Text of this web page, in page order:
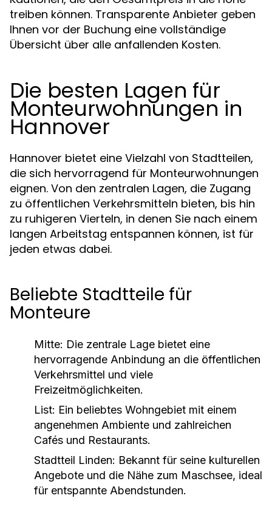
treiben können. Transparente Anbieter geben
Ihnen vor der Buchung eine vollständige
Übersicht über alle anfallenden Kosten.
Die besten Lagen für
Monteurwohnungen in
Hannover
Hannover bietet eine Vielzahl von Stadtteilen,
die sich hervorragend für Monteurwohnungen
eignen. Von den zentralen Lagen, die Zugang
zu öffentlichen Verkehrsmitteln bieten, bis hin
zu ruhigeren Vierteln, in denen Sie nach einem
langen Arbeitstag entspannen können, ist für
jeden etwas dabei.
Beliebte Stadtteile für
Monteure
Mitte: Die zentrale Lage bietet eine
hervorragende Anbindung an die öffentlichen
Verkehrsmittel und viele
Freizeitmöglichkeiten.
List: Ein beliebtes Wohngebiet mit einem
angenehmen Ambiente und zahlreichen
Cafés und Restaurants.
Stadtteil Linden: Bekannt für seine kulturellen
Angebote und die Nähe zum Maschsee, ideal
für entspannte Abendstunden.